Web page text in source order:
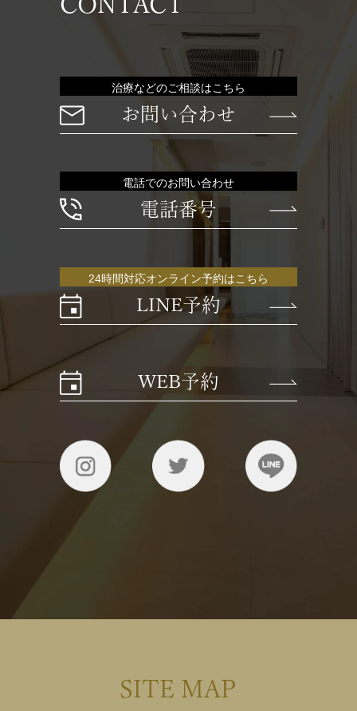
CONTACT
治療などのご相談はこちら
お問い合わせ
電話でのお問い合わせ
電話番号
24時間対応オンライン予約はこちら
LINE予約
WEB予約
SITE MAP